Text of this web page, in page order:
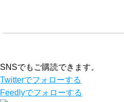
SNSでもご購読できます。
Twitterでフォローする
Feedlyでフォローする